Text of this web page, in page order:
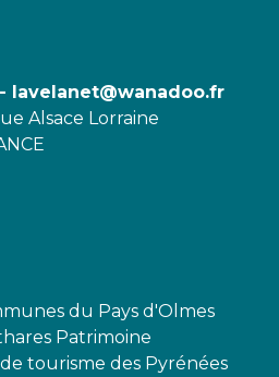
lavelanet@wanadoo.fr
Alsace Lorraine
du Pays d'Olmes
Patrimoine
tourisme des Pyrénées